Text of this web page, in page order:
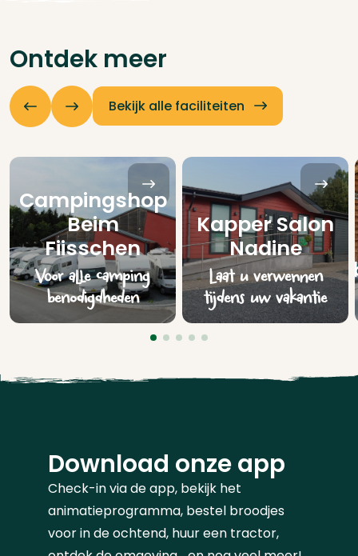
Ontdek meer
Bekijk alle faciliteiten
Campingshop
Beim
Fiisschen
Voor alle camping
benodigdheden
Kapper Salon
Nadine
Laat u verwennen
tijdens uw vakantie
Download onze app
Check-in via de app, bekijk het
animatieprogramma, bestel broodjes
voor in de ochtend, huur een tractor,